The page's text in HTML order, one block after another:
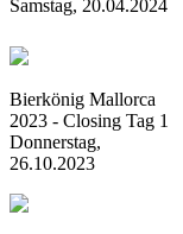
Samstag, 20.04.2024
Bierkönig Mallorca
2023 - Closing Tag 1
Donnerstag,
26.10.2023